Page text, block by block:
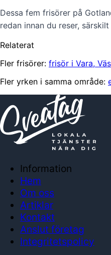
Dessa fem frisörer på
redan innan du reser,
Relaterat
Fler frisörer: frisör i Vara,
Fler yrken i samma område:
Information
Hem
Om oss
Artiklar
Kontakt
Anslut företag
Integritetspolicy